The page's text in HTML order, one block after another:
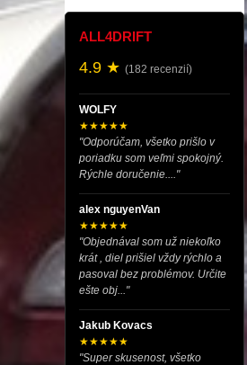
ALL4DRIFT
4.9 ★ (182 recenzií)
WOLFY
★★★★★
"Odporúčam, všetko prišlo v
poriadku som veľmi spokojný.
Rýchle doručenie...."
alex nguyenVan
★★★★★
"Objednával som už niekoľko
krát , diel prišiel vždy rýchlo a
pasoval bez problémov. Určite
ešte obj..."
Jakub Kovacs
★★★★★
"Super skusenost, všetko